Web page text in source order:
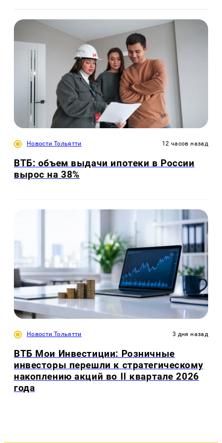
Новости Тольятти 12 часов назад
ВТБ: объем выдачи ипотеки в России
вырос на 38%
Новости Тольятти 3 дня назад
ВТБ Мои Инвестиции: Розничные
инвесторы перешли к стратегическому
накоплению акций во II квартале 2026
года